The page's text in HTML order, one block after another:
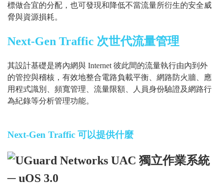
標做合宜的分配，也可發現和降低不當流量所衍生的安全威
脅與資源損耗。
Next-Gen Traffic 次世代流量管理
其設計基礎是將內網與 Internet 彼此間的流量執行由內到外
的管控與稽核，有效地整合電路負載平衡、網路防火牆、應
用程式識別、頻寬管理、流量限額、人員身份驗證及網路行
為紀錄等分析管理功能。
Next-Gen Traffic 可以提供什麼